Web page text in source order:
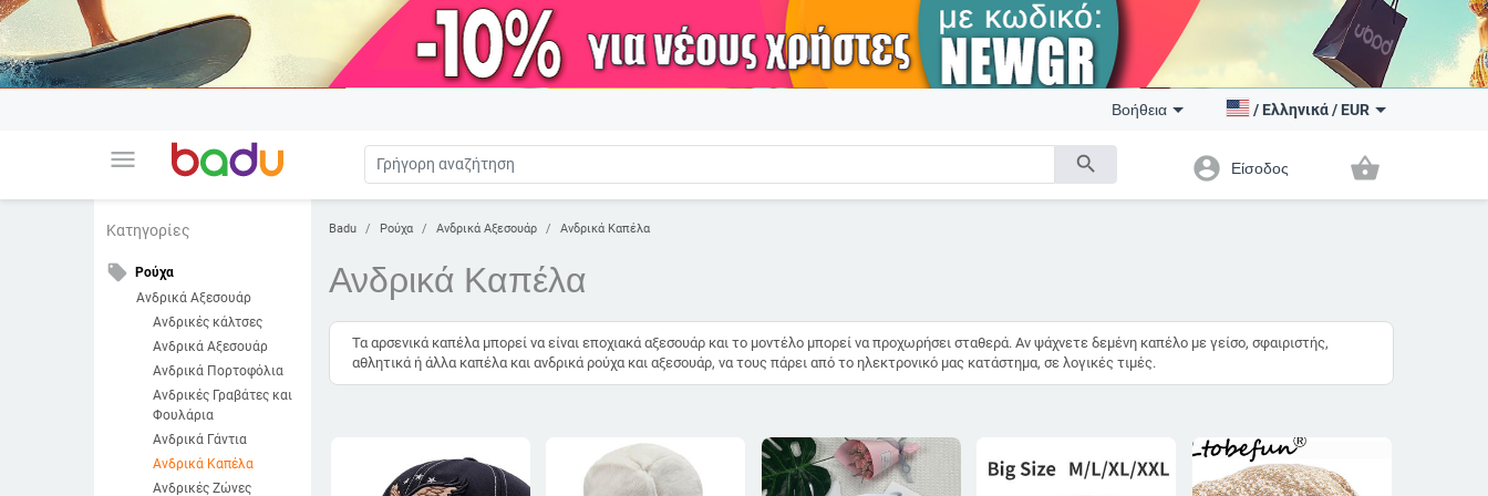
menu search
Βοήθεια / Ελληνικά/ EUR
account_circle Είσοδος shopping_basket
Κατηγορίες
local_offer
Ρούχα
Ανδρικά Αξεσουάρ
Ανδρικές κάλτσες
Ανδρικά Αξεσουάρ
Ανδρικά Πορτοφόλια
Ανδρικές Γραβάτες και
Φουλάρια
Ανδρικά Γάντια
Ανδρικά Καπέλα
Ανδρικές Ζώνες
Badu Ρούχα Ανδρικά Αξεσουάρ Ανδρικά Καπέλα
Ανδρικά Καπέλα
Τα αρσενικά καπέλα μπορεί να είναι εποχιακά αξεσουάρ και το μοντέλο μπορεί να προχωρήσει σταθερά. Αν ψάχνετε δεμένη καπέλο με γείσο, σφαιριστής,
αθλητικά ή άλλα καπέλα και ανδρικά ρούχα και αξεσουάρ, να τους πάρει από το ηλεκτρονικό μας κατάστημα, σε λογικές τιμές.